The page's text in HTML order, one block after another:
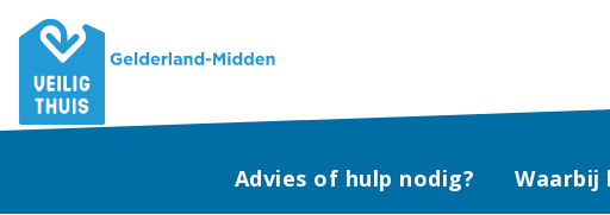
Advies of hulp nodig? Waarbij